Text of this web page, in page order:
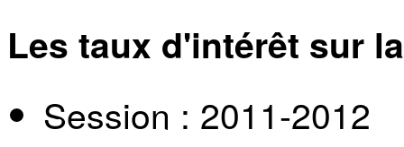
Les taux d'intérêt sur
Session : 2011-2012